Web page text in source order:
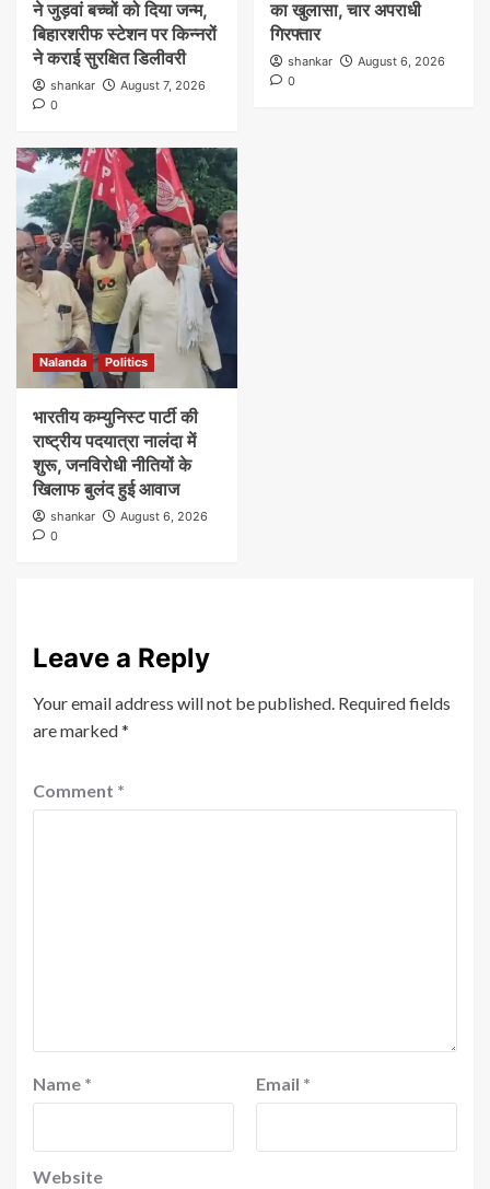
ने जुड़वां बच्चों को दिया जन्म,
बिहारशरीफ स्टेशन पर किन्नरों
ने कराई सुरक्षित डिलीवरी
shankar
August 7, 2026
0
का खुलासा, चार अपराधी
गिरफ्तार
shankar
August 6, 2026
0
Nalanda Politics
भारतीय कम्युनिस्ट पार्टी की
राष्ट्रीय पदयात्रा नालंदा में
शुरू, जनविरोधी नीतियों के
खिलाफ बुलंद हुई आवाज
shankar
August 6, 2026
0
Leave a Reply
Your email address will not be published. Required fields
are marked*
Comment *
Name * Email *
Website